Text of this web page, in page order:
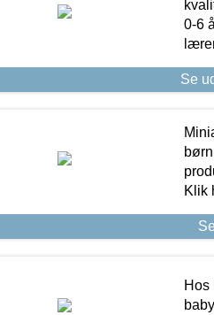
0-6
Se
Klik
Hos